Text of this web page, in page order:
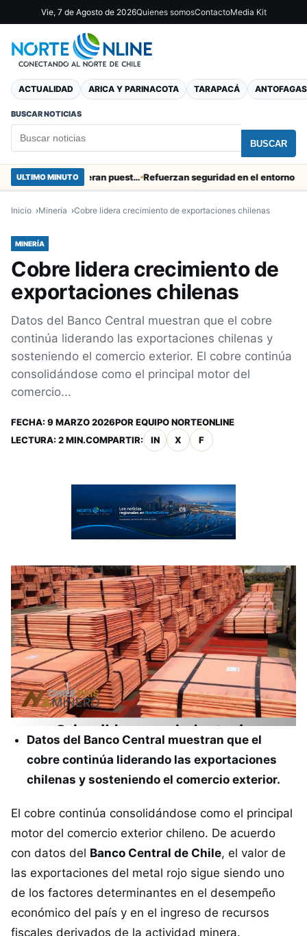
Vie, 7 de Agosto de 2026Quienes somosContactoMedia Kit
ACTUALIDAD ARICA Y PARINACOTA TARAPACÁ
BUSCAR NOTICIAS
BUSCAR
ULTIMO MINUTO Obras de Aguas del Altiplano en Arica generan puestos de trabajo Refuerzan seguridad en el entorno
Inicio Minería Cobre lidera crecimiento de exportaciones chilenas
MINERÍA
Cobre lidera crecimiento de
exportaciones chilenas
Datos del Banco Central muestran que el cobre
continúa liderando las exportaciones chilenas y
sosteniendo el comercio exterior. El cobre continúa
consolidándose como el principal motor del
comercio...
FECHA: 9 MARZO 2026POR EQUIPO NORTEONLINE
LECTURA: 2 MIN.COMPARTIR: IN X F
Datos del Banco Central muestran que el
cobre continúa liderando las exportaciones
chilenas y sosteniendo el comercio exterior.
El cobre continúa consolidándose como el principal
motor del comercio exterior chileno. De acuerdo
con datos del Banco Central de Chile, el valor de
las exportaciones del metal rojo sigue siendo uno
de los factores determinantes en el desempeño
económico del país y en el ingreso de recursos
fiscales derivados de la actividad minera.